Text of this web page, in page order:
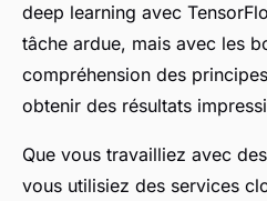
deep learning avec
tâche ardue, mais avec les
compréhension des
obtenir des résultats
Que vous travailliez avec
vous utilisiez des services